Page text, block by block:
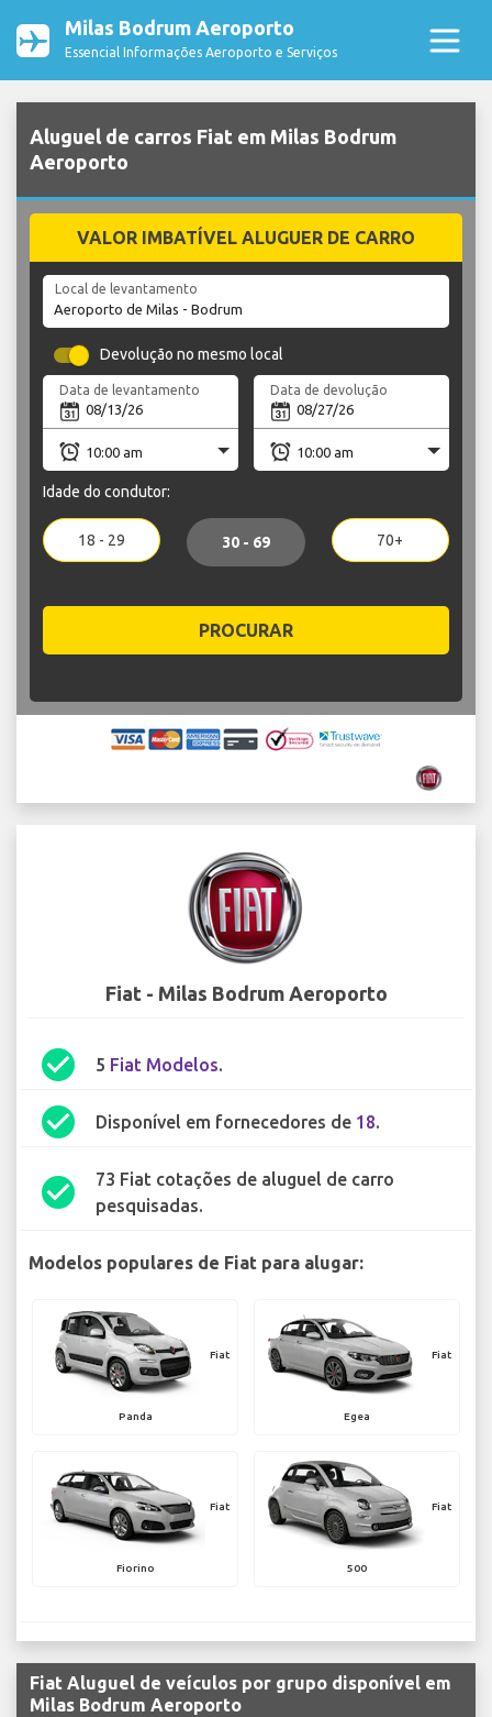
Milas Bodrum Aeroporto
Essencial Informações Aeroporto e Serviços
Aluguel de carros Fiat em Milas Bodrum
Aeroporto
VALOR IMBATÍVEL ALUGUER DE CARRO
Local de levantamento
Devolução no mesmo local
Data de levantamento Data de devolução
Idade do condutor:
18 - 29 30 - 69 70+
PROCURAR
Fiat - Milas Bodrum Aeroporto
check_circle 5 Fiat Modelos.
check_circle Disponível em fornecedores de 18.
check_circle
73 Fiat cotações de aluguel de carro
pesquisadas.
Modelos populares de Fiat para alugar:
Fiat
Panda
Fiat
Egea
Fiat
Fiorino
Fiat
500
Fiat Aluguel de veículos por grupo disponível em
Milas Bodrum Aeroporto